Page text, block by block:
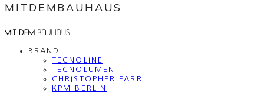
MITDEMBAUHAUS
BRAND
TECNOLINE
TECNOLUMEN
CHRISTOPHER FARR
KPM BERLIN